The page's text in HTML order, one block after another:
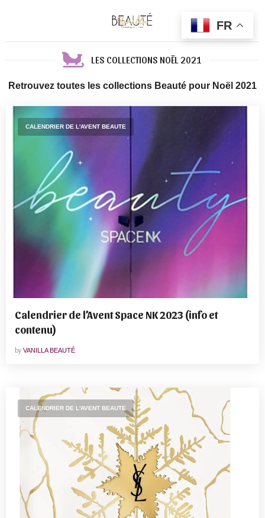
LES COLLECTIONS NOËL 2021
Retrouvez toutes les collections Beauté pour Noël 2021
CALENDRIER DE L'AVENT BEAUTE
Calendrier de l’Avent Space NK 2023 (info et
contenu)
by VANILLA BEAUTÉ
CALENDRIER DE L'AVENT BEAUTE
FR